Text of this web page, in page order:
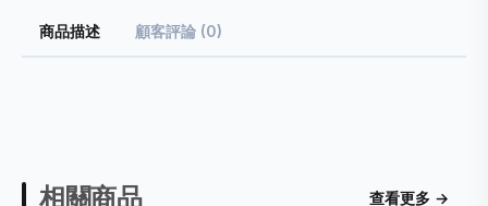
商品描述 顧客評論 (0)
相關商品 查看更多 →